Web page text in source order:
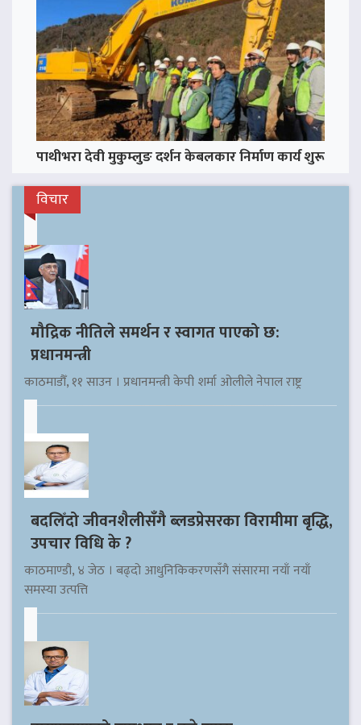
पाथीभरा देवी मुकुम्लुङ दर्शन केबलकार निर्माण कार्य शुरू
विचार
मौद्रिक नीतिले समर्थन र स्वागत पाएको छ:
प्रधानमन्त्री
काठमाडौँ, ११ साउन । प्रधानमन्त्री केपी शर्मा ओलीले नेपाल राष्ट्र
बदलिँदो जीवनशैलीसँगै ब्लडप्रेसरका विरामीमा बृद्धि,
उपचार विधि के ?
काठमाण्डौ, ४ जेठ । बढ्दो आधुनिकिकरणसँगै संसारमा नयाँ नयाँ
समस्या उत्पत्ति